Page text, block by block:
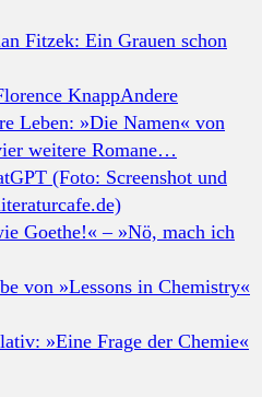
Fitzek: Ein Grauen schon
Andere
Leben: »Die Namen« von
weitere Romane…
Goethe!« – »Nö, mach ich
»Eine Frage der Chemie«